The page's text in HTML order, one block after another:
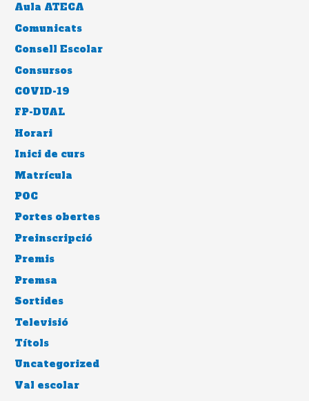
Aula ATECA
Comunicats
Consell Escolar
Consursos
COVID-19
FP-DUAL
Horari
Inici de curs
Matrícula
POC
Portes obertes
Preinscripció
Premis
Premsa
Sortides
Televisió
Títols
Uncategorized
Val escolar